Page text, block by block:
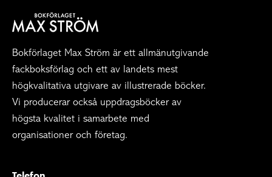
Bokförlaget Max Ström är ett allmänutgivande
fackboksförlag och ett av landets mest
högkvalitativa utgivare av illustrerade böcker.
Vi producerar också uppdragsböcker av
högsta kvalitet i samarbete med
organisationer och företag.